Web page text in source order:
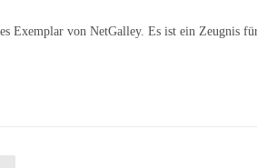
Exemplar von NetGalley. Es ist ein Zeugnis